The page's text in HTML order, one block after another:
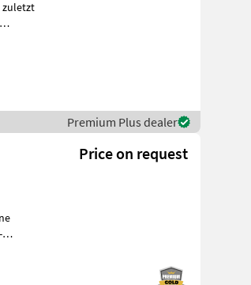
Premium Plus dealer
Price on request